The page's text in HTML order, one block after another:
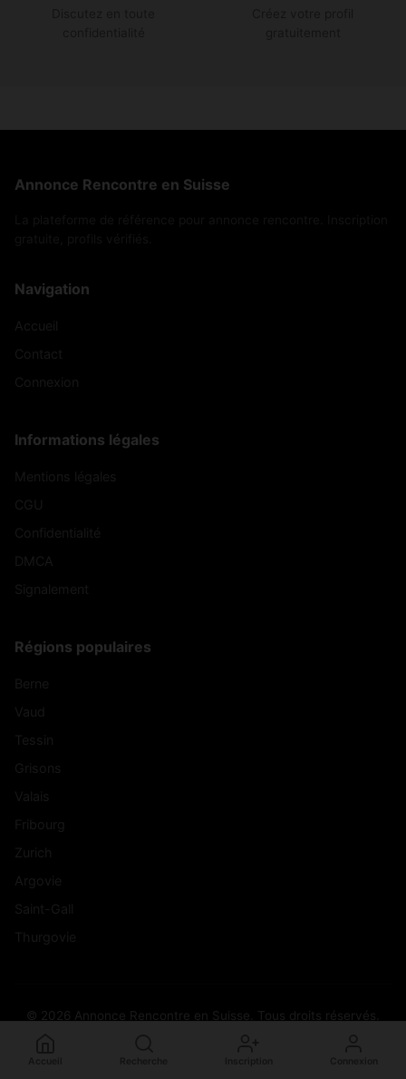
Annonce Rencontre en Suisse
Navigation
Informations légales
Régions populaires
© 2026 Annonce Rencontre en Suisse. Tous droits réservés.